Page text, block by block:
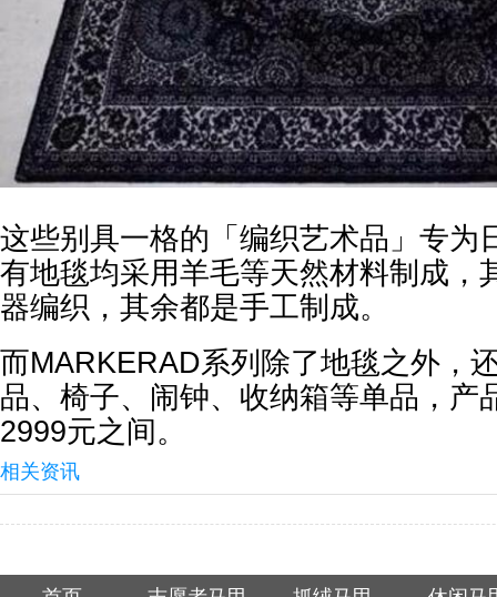
这些别具一格的「编织艺术品」专为
有地毯均采用羊毛等天然材料制成，
器编织，其余都是手工制成。
而MARKERAD系列除了地毯之外，
品、椅子、闹钟、收纳箱等单品，产
2999元之间。
相关资讯